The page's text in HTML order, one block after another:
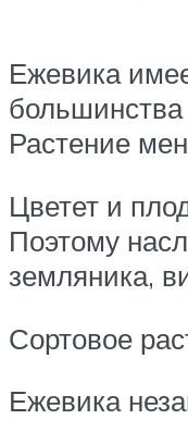
Ежевика
Растение
Цветет и
Поэтому
земляника,
Сортовое
Ежевика